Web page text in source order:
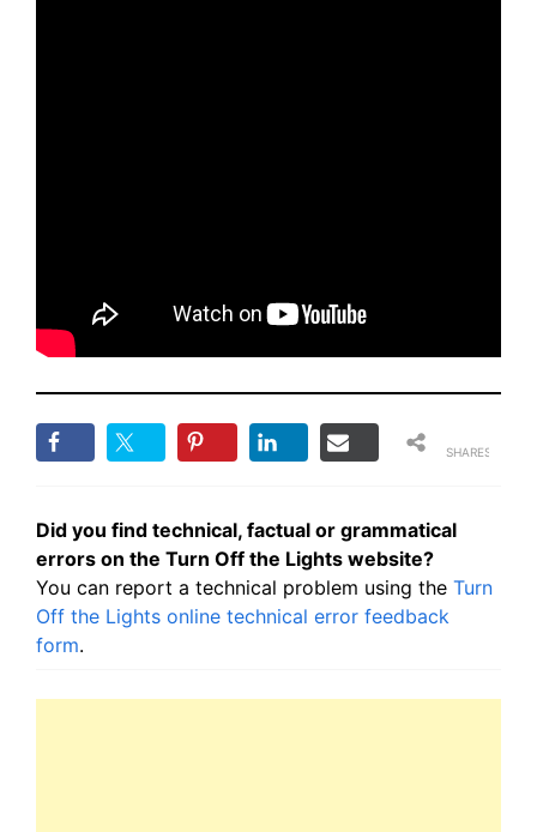
SHARES
Did you find technical, factual or grammatical
errors on the Turn Off the Lights website?
You can report a technical problem using the Turn
Off the Lights online technical error feedback
form.